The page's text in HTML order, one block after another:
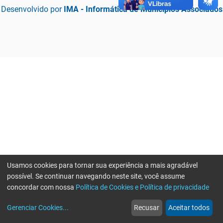
Desenvolvido por IMA - Informática de Municípios Associados
web
Notícias
more_horiz
Mais
Usamos cookies para tornar sua experiência a mais agradável
possível. Se continuar navegando neste site, você assume
concordar com nossa Política de Cookies e Política de privacidade
Gerenciar Cookies... Recusar Aceitar todos
Erro ao enviar informações, por favor tente novamente